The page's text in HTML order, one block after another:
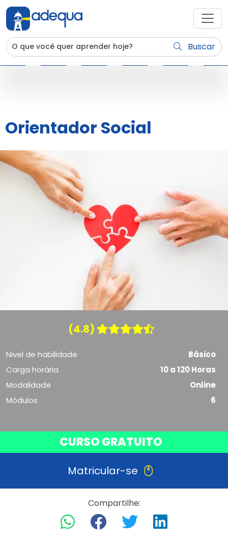
Buscar
Orientador Social
(4.8)
Nivel de habilidade
Básico
Carga horária
10 a 120 Horas
Modalidade
Online
Módulos
6
CURSO GRATUITO
Matricular-se
Compartilhe: